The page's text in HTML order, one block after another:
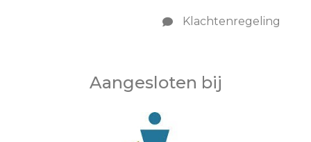
Klachtenregeling
Aangesloten bij